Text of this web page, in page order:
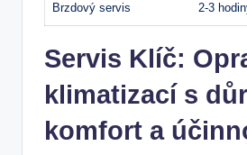
Brzdový servis 2-3
Servis Klíč:
klimatizací s
komfort a